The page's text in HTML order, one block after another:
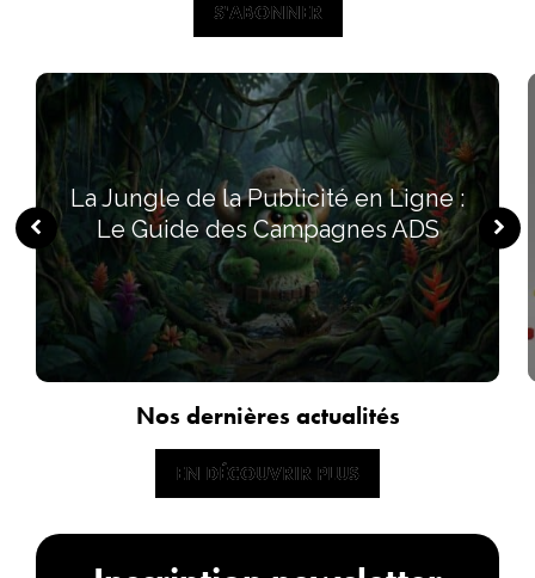
S'ABONNER
S'ABONNER
La Jungle de la Publicité en Ligne :
Le Guide des Campagnes ADS
Nos dernières actualités
EN DÉCOUVRIR PLUS
EN DÉCOUVRIR PLUS